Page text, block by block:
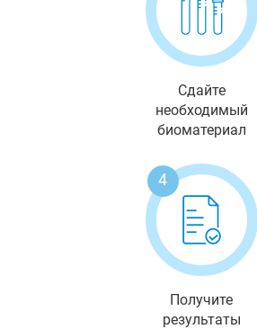
Сдайте
необходимый
биоматериал
4
Получите
результаты